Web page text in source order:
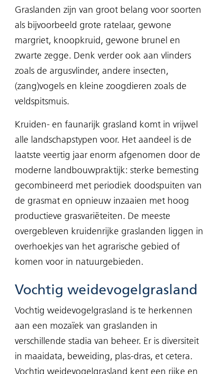
Graslanden zijn van groot belang voor soorten
als bijvoorbeeld grote ratelaar, gewone
margriet, knoopkruid, gewone brunel en
zwarte zegge. Denk verder ook aan vlinders
zoals de argusvlinder, andere insecten,
(zang)vogels en kleine zoogdieren zoals de
veldspitsmuis.
Kruiden- en faunarijk grasland komt in vrijwel
alle landschapstypen voor. Het aandeel is de
laatste veertig jaar enorm afgenomen door de
moderne landbouwpraktijk: sterke bemesting
gecombineerd met periodiek doodspuiten van
de grasmat en opnieuw inzaaien met hoog
productieve grasvariëteiten. De meeste
overgebleven kruidenrijke graslanden liggen in
overhoekjes van het agrarische gebied of
komen voor in natuurgebieden.
Vochtig weidevogelgrasland
Vochtig weidevogelgrasland is te herkennen
aan een mozaïek van graslanden in
verschillende stadia van beheer. Er is diversiteit
in maaidata, beweiding, plas-dras, et cetera.
Vochtig weidevogelgrasland kent een rijke en